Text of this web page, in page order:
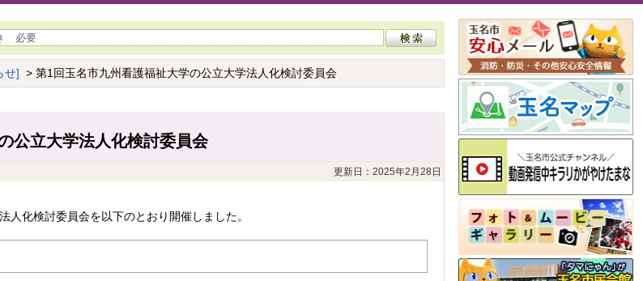
せ] > 第1回玉名市九州看護福祉大学の公立大学法人化検討委員会
公立大学法人化検討委員会
更新日：2025年2月28日
人化検討委員会を以下のとおり開催しました。